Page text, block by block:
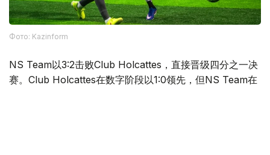
Фото: Kazinform
NS Team以3:2击败Club Holcattes，直接晋级四分之一决
赛。Club Holcattes在数字阶段以1:0领先，但NS Team在